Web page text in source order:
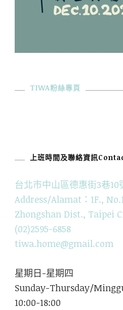
TIWA粉絲專頁
上班時間及聯絡資訊
台北市中山區德惠街3巷10
Address/Alamat：1F.,
Zhongshan Dist., Taipei
(02)2595-6858
tiwa.home@gmail.com
星期日-星期四
Sunday-Thursday/
10:00-18:00